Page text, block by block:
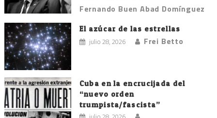
Fernando Buen Abad Domínguez
El azúcar de las estrellas
julio 28, 2026 Frei Betto
Cuba en la encrucijada del
“nuevo orden
trumpista/fascista”